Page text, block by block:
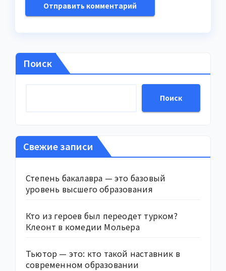
Поиск
Поиск
Свежие записи
Степень бакалавра — это базовый
уровень высшего образования
Кто из героев был переодет турком?
Клеонт в комедии Мольера
Тьютор — это: кто такой наставник в
современном образовании